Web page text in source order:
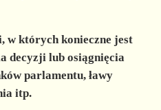
w których konieczne jest
decyzji lub osiągnięcia
parlamentu, ławy
itp.